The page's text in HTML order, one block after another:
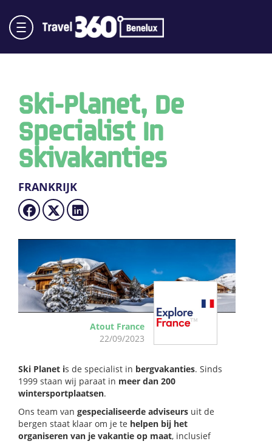
Ski-Planet, De
Specialist In
Skivakanties
FRANKRIJK
Atout France
22/09/2023
Ski Planet is de specialist in bergvakanties. Sinds
1999 staan wij paraat in meer dan 200
wintersportplaatsen.
Ons team van gespecialiseerde adviseurs uit de
bergen staat klaar om je te helpen bij het
organiseren van je vakantie op maat, inclusief